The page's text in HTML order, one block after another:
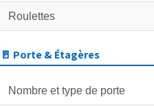
Roulettes
🚪 Porte & Étagères
Nombre et type de porte